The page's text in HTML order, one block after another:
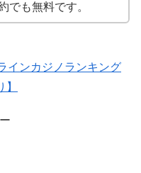
でも無料です。
インカジノランキング